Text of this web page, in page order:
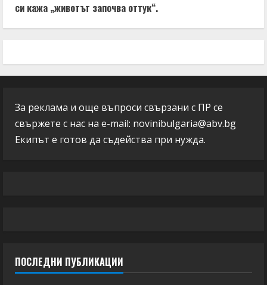
си кажа „животът започва оттук“.
За реклама и още въпроси свързани с ПР се
свържете с нас на e-mail: novinibulgaria@abv.bg
Екипът е готов да съдейства при нужда.
ПОСЛЕДНИ ПУБЛИКАЦИИ